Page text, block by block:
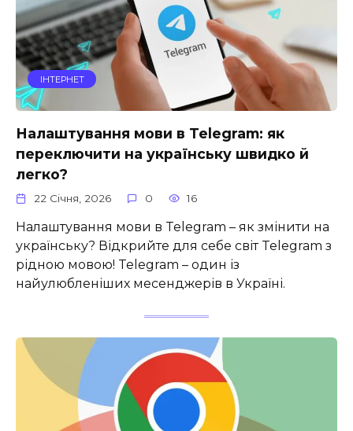
ІНТЕРНЕТ
Налаштування мови в Telegram: як
переключити на українську швидко й
легко?
22 Січня, 2026 0 16
Налаштування мови в Telegram – як змінити на
українську? Відкрийте для себе світ Telegram з
рідною мовою! Telegram – один із
найулюбленіших месенджерів в Україні.